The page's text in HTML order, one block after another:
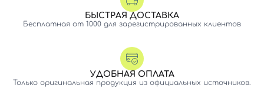
БЫСТРАЯ ДОСТАВКА
Бесплатная от 1000 для зарегистрированных клиентов
УДОБНАЯ ОПЛАТА
Только оригинальная продукция из официальных источников.